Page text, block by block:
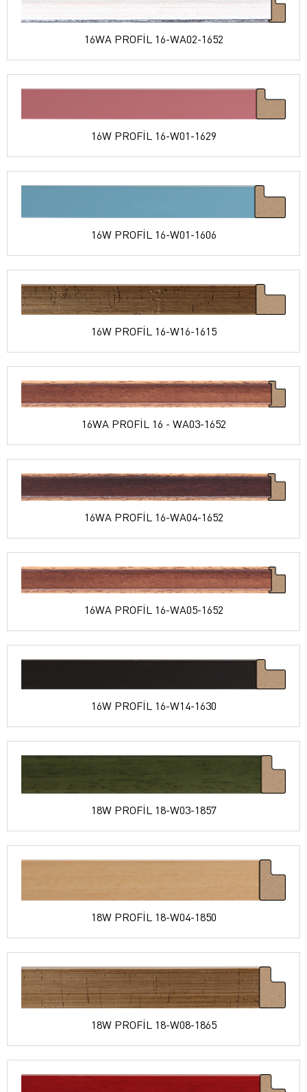
16WA PROFİL 16-WA02-1652
16W PROFİL 16-W01-1629
16W PROFİL 16-W01-1606
16W PROFİL 16-W16-1615
16WA PROFİL 16 - WA03-1652
16WA PROFİL 16-WA04-1652
16WA PROFİL 16-WA05-1652
16W PROFİL 16-W14-1630
18W PROFİL 18-W03-1857
18W PROFİL 18-W04-1850
18W PROFİL 18-W08-1865